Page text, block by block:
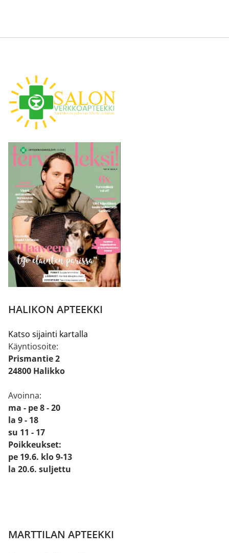
HALIKON APTEEKKI
Katso sijainti kartalla
Käyntiosoite:
Prismantie 2
24800 Halikko
Avoinna:
ma - pe 8 - 20
la 9 - 18
su 11 - 17
Poikkeukset:
pe 19.6. klo 9-13
la 20.6. suljettu
MARTTILAN APTEEKKI